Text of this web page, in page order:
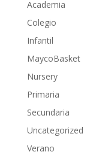
Academia
Colegio
Infantil
MaycoBasket
Nursery
Primaria
Secundaria
Uncategorized
Verano